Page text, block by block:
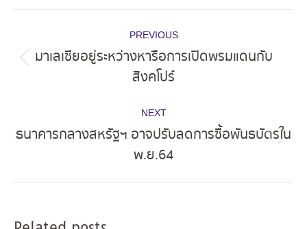
navigation
PREVIOUS
Previous
post:
มาเลเซียอยู่ระหว่างหารือการเปิดพรมแดนกับ
สิงคโปร์
NEXT
post:
ธนาคารกลางสหรัฐฯ อาจปรับลดการซื้อพันธบัตรใน
พ.ย.64